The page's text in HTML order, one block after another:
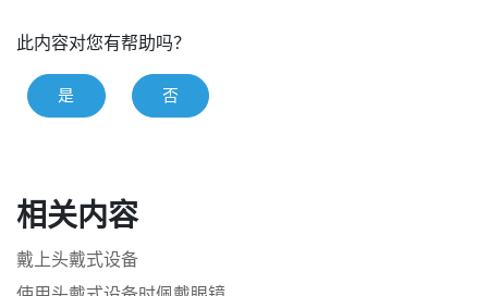
此内容对您有帮助吗？
是 否
相关内容
戴上头戴式设备